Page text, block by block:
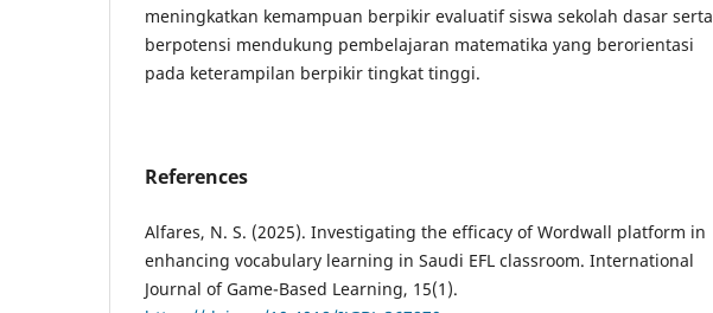
meningkatkan kemampuan berpikir evaluatif siswa sekolah dasar serta
berpotensi mendukung pembelajaran matematika yang berorientasi
pada keterampilan berpikir tingkat tinggi.
References
Alfares, N. S. (2025). Investigating the efficacy of Wordwall platform in
enhancing vocabulary learning in Saudi EFL classroom. International
Journal of Game-Based Learning, 15(1).